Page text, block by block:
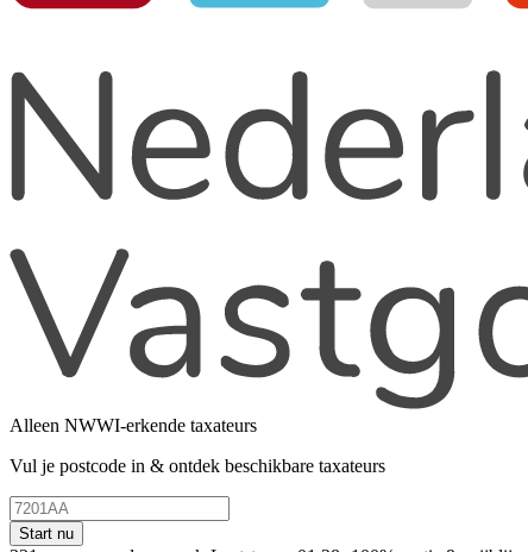
Alleen NWWI-erkende taxateurs
Vul je postcode in & ontdek beschikbare taxateurs
Start nu